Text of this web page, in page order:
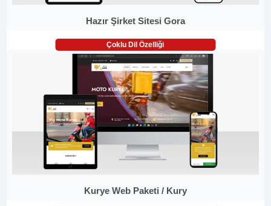
Hazır Şirket Sitesi Gora
Çoklu Dil Özelliği
Kurye Web Paketi / Kury